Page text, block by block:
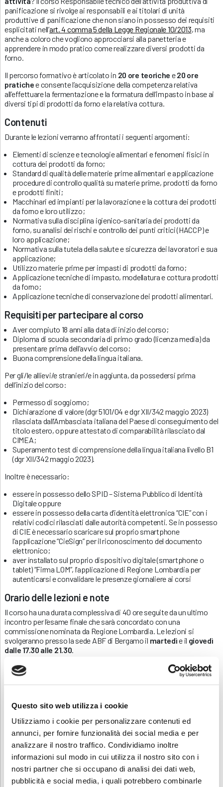
Questo sito web utilizza i cookie
Utilizziamo i cookie per personalizzare contenuti ed
annunci, per fornire funzionalità dei social media e per
analizzare il nostro traffico. Condividiamo inoltre
informazioni sul modo in cui utilizza il nostro sito con i
nostri partner che si occupano di analisi dei dati web,
pubblicità e social media, i quali potrebbero combinarle
panificazione si rivolge ai responsabili e ai titolari di unità
produttive di panificazione che non siano in possesso dei requisiti
esplicitati nell’art. 4 comma 5 della Legge Regionale 10/2013, ma
anche a coloro che vogliono approcciarsi alla panetteria e
apprendere in modo pratico come realizzare diversi prodotti da
forno.
Il percorso formativo è articolato in 20 ore teoriche e20 ore
pratichee consente l’acquisizione della competenza relativa
all’effettuare la fermentazione e la formatura dell’impasto in base ai
diversi tipi di prodotti da forno e la relativa cottura.
Contenuti
Durante le lezioni verranno affrontati i seguenti argomenti:
Elementi di scienze e tecnologie alimentari e fenomeni fisici in
cottura dei prodotti da forno;
Standard di qualità delle materie prime alimentari e applicazione
procedure di controllo qualità su materie prime, prodotti da forno
e prodotti finiti;
Macchinari ed impianti per la lavorazione e la cottura dei prodotti
da forno e loro utilizzo;
Normativa sulla disciplina igienico-sanitaria dei prodotti da
forno, su analisi dei rischi e controllo dei punti critici (HACCP) e
loro applicazione;
Normativa sulla tutela della salute e sicurezza dei lavoratori e sua
applicazione;
Utilizzo materie prime per impasti di prodotti da forno;
Applicazione tecniche di impasto, modellatura e cottura prodotti
da forno;
Applicazione tecniche di conservazione dei prodotti alimentari.
Requisiti per partecipare al corso
Aver compiuto 18 anni alla data di inizio del corso;
Diploma di scuola secondaria di primo grado (licenza media) da
presentare prima dell’avvio del corso;
Buona comprensione della lingua italiana.
Per gli/le allievi/e stranieri/e in aggiunta, da possedersi prima
dell’inizio del corso:
Permesso di soggiorno;
Dichiarazione di valore (dgr 5101/04 e dgr XII/342 maggio 2023)
rilasciata dall’Ambasciata italiana del Paese di conseguimento del
titolo estero, oppure attestato di comparabilità rilasciato dal
CIMEA;
Superamento test di comprensione della lingua italiana livello B1
(dgr XII/342 maggio 2023).
Inoltre è necessario:
essere in possesso dello SPID – Sistema Pubblico di Identità
Digitale oppure
essere in possesso della carta d’identità elettronica “CIE” con i
relativi codici rilasciati dalle autorità competenti. Se in possesso
di CIE è necessario scaricare sul proprio smartphone
l’applicazione “CieSign” per il riconoscimento del documento
elettronico;
aver installato sul proprio dispositivo digitale (smartphone o
tablet) “Firma LOM”, l’applicazione di Regione Lombardia per
autenticarsi e convalidare le presenze giornaliere ai corsi
Orario delle lezioni e note
Il corso ha una durata complessiva di 40 ore seguite da un ultimo
incontro per l’esame finale che sarà concordato con una
commissione nominata da Regione Lombardia. Le lezioni si
svolgeranno presso la sede ABF di Bergamo il martedìe il giovedì
dalle 17.30 alle 21.30
A conclusione del percorso è previsto il rilascio di unattestato di
competenza
che verrà riconosciuto a seguito di una frequenza
pari ad almeno il 90% delle ore totali e con il superamento dell’esame
previo superamento del relativo esame.
La quota di iscrizione al corso è di € 450. È possibile iscriversi al
corso direttamente online dal sito ABF, cliccando sul pulsante
“ISCRIZIONE” in fondo a questa pagina e caricando la
documentazione richiesta.
Contatti
Per ulteriori informazioni non esitare a chiamare il numero: 035